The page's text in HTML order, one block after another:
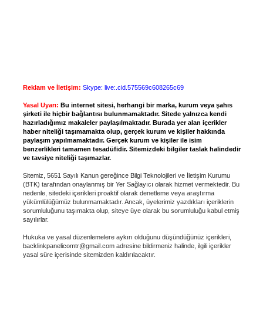
Reklam ve İletişim: Skype: live:.cid.575569c608265c69
Yasal Uyarı: Bu internet sitesi, herhangi bir marka, kurum veya şahıs
şirketi ile hiçbir bağlantısı bulunmamaktadır. Sitede yalnızca kendi
hazırladığımız makaleler paylaşılmaktadır. Burada yer alan içerikler
haber niteliği taşımamakta olup, gerçek kurum ve kişiler hakkında
paylaşım yapılmamaktadır. Gerçek kurum ve kişiler ile isim
benzerlikleri tamamen tesadüfidir. Sitemizdeki bilgiler taslak halindedir
ve tavsiye niteliği taşımazlar.
Sitemiz, 5651 Sayılı Kanun gereğince Bilgi Teknolojileri ve İletişim Kurumu
(BTK) tarafından onaylanmış bir Yer Sağlayıcı olarak hizmet vermektedir. Bu
nedenle, sitedeki içerikleri proaktif olarak denetleme veya araştırma
yükümlülüğümüz bulunmamaktadır. Ancak, üyelerimiz yazdıkları içeriklerin
sorumluluğunu taşımakta olup, siteye üye olarak bu sorumluluğu kabul etmiş
sayılırlar.
Hukuka ve yasal düzenlemelere aykırı olduğunu düşündüğünüz içerikleri,
backlinkpanelicomtr@gmail.comadresine bildirmeniz halinde, ilgili içerikler
yasal süre içerisinde sitemizden kaldırılacaktır.